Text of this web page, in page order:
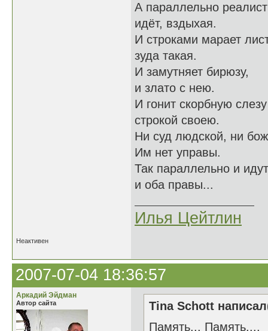
А параллельно реалист
идёт, вздыхая.
И строками марает
зуда такая.
И замутняет бирюзу,
и злато с нею.
И гонит скорбную слезу
строкой своею.
Ни суд людской, ни
Им нет управы.
Так параллельно и
и оба правы...
Илья Цейтлин
Неактивен
2007-07-04 18:36:57
Аркадий Эйдман
Автор сайта
Tina Schott
Память... Память....